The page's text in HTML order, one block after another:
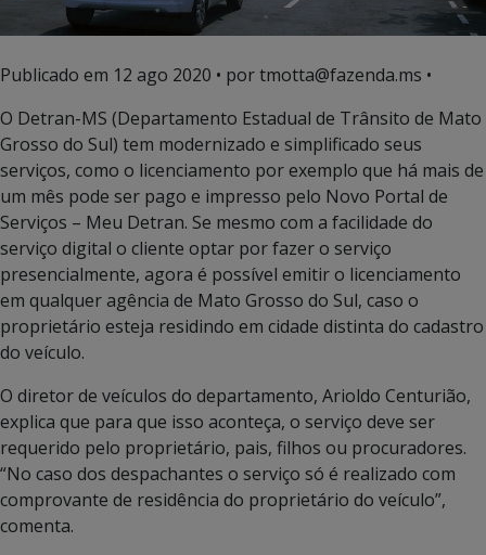
Publicado em 12 ago 2020 • por tmotta@fazenda.ms •
O Detran-MS (Departamento Estadual de Trânsito de Mato
Grosso do Sul) tem modernizado e simplificado seus
serviços, como o licenciamento por exemplo que há mais de
um mês pode ser pago e impresso pelo Novo Portal de
Serviços – Meu Detran. Se mesmo com a facilidade do
serviço digital o cliente optar por fazer o serviço
presencialmente, agora é possível emitir o licenciamento
em qualquer agência de Mato Grosso do Sul, caso o
proprietário esteja residindo em cidade distinta do cadastro
do veículo.
O diretor de veículos do departamento, Arioldo Centurião,
explica que para que isso aconteça, o serviço deve ser
requerido pelo proprietário, pais, filhos ou procuradores.
“No caso dos despachantes o serviço só é realizado com
comprovante de residência do proprietário do veículo”,
comenta.